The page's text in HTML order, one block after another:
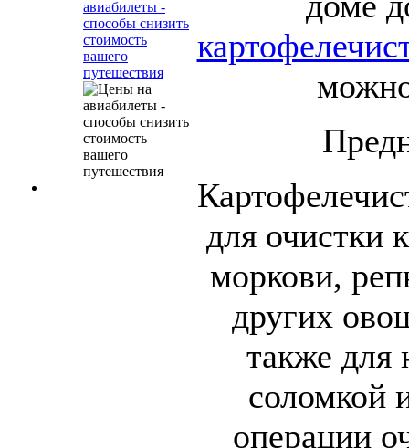
авиабилеты -
способы снизить
стоимость
вашего
путешествия
для очистки
моркови,
других
также для
соломкой
операции